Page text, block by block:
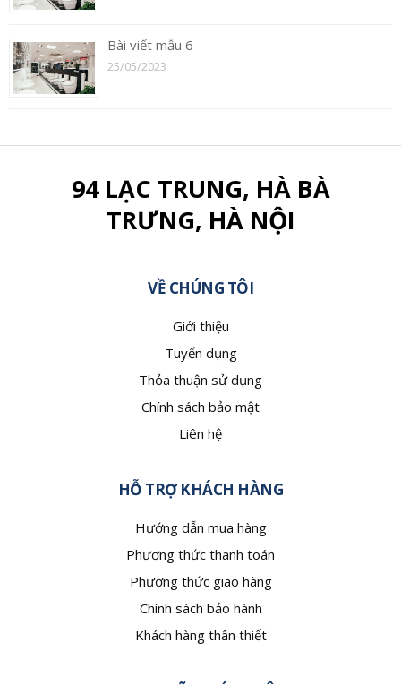
Bài viết mẫu 6
25/05/2023
94 LẠC TRUNG, HÀ BÀ
TRƯNG, HÀ NỘI
VỀ CHÚNG TÔI
Giới thiệu
Tuyển dụng
Thỏa thuận sử dụng
Chính sách bảo mật
Liên hệ
HỖ TRỢ KHÁCH HÀNG
Hướng dẫn mua hàng
Phương thức thanh toán
Phương thức giao hàng
Chính sách bảo hành
Khách hàng thân thiết